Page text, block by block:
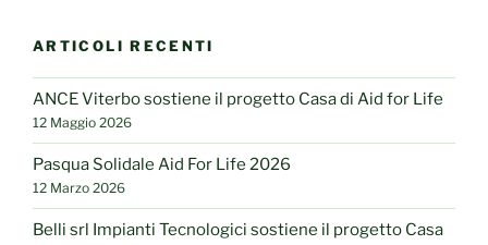
ARTICOLI RECENTI
ANCE Viterbo sostiene il progetto Casa di Aid for Life
12 Maggio 2026
Pasqua Solidale Aid For Life 2026
12 Marzo 2026
Belli srl Impianti Tecnologici sostiene il progetto Casa